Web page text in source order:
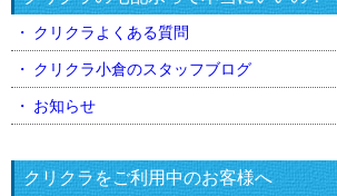
クリクラよくある質問
クリクラ小倉のスタッフブログ
お知らせ
クリクラをご利用中のお客様へ